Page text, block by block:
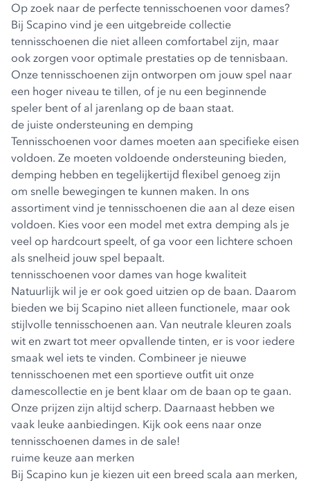
Op zoek naar de perfecte tennisschoenen voor dames?
Bij Scapino vind je een uitgebreide collectie
tennisschoenen die niet alleen comfortabel zijn, maar
ook zorgen voor optimale prestaties op de tennisbaan.
Onze tennisschoenen zijn ontworpen om jouw spel naar
een hoger niveau te tillen, of je nu een beginnende
speler bent of al jarenlang op de baan staat.
de juiste ondersteuning en demping
Tennisschoenen voor dames moeten aan specifieke eisen
voldoen. Ze moeten voldoende ondersteuning bieden,
demping hebben en tegelijkertijd flexibel genoeg zijn
om snelle bewegingen te kunnen maken. In ons
assortiment vind je tennisschoenen die aan al deze eisen
voldoen. Kies voor een model met extra demping als je
veel op hardcourt speelt, of ga voor een lichtere schoen
als snelheid jouw spel bepaalt.
tennisschoenen voor dames van hoge kwaliteit
Natuurlijk wil je er ook goed uitzien op de baan. Daarom
bieden we bij Scapino niet alleen functionele, maar ook
stijlvolle tennisschoenen aan. Van neutrale kleuren zoals
wit en zwart tot meer opvallende tinten, er is voor iedere
smaak wel iets te vinden. Combineer je nieuwe
tennisschoenen met een sportieve outfit uit onze
damescollectie en je bent klaar om de baan op te gaan.
Onze prijzen zijn altijd scherp. Daarnaast hebben we
vaak leuke aanbiedingen. Kijk ook eens naar onze
tennisschoenen dames in de sale!
ruime keuze aan merken
Bij Scapino kun je kiezen uit een breed scala aan merken,